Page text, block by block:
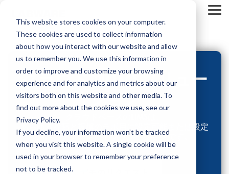
This website stores cookies on your computer.
These cookies are used to collect information
about how you interact with our website and allow
us to remember you. We use this information in
order to improve and customize your browsing
experience and for analytics and metrics about our
visitors both on this website and other media. To
find out more about the cookies we use, see our
Privacy Policy.
If you decline, your information won’t be tracked
when you visit this website. A single cookie will be
used in your browser to remember your preference
not to be tracked.
T
l
クラウド型LIMSソリュー
ション
あらゆる種類と規模のラボ用に設定可能または設定
済みのテンプレートソリューションです。